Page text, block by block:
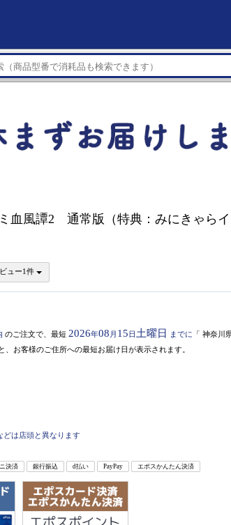
ミ血風譚2 通常版（特典：みにきゃら
ュー1件
のご注文で、最短 2026年08 月 15日 土曜日 までに 「 神奈川
、お客様のご住所への最短お届け日が表示されます。
どは店頭と異なります
決済 銀行振込 d払い PayPay エポスかんたん決済